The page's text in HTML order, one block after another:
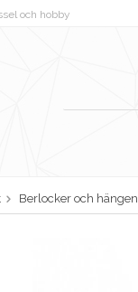
och hobby
Berlocker och hängen